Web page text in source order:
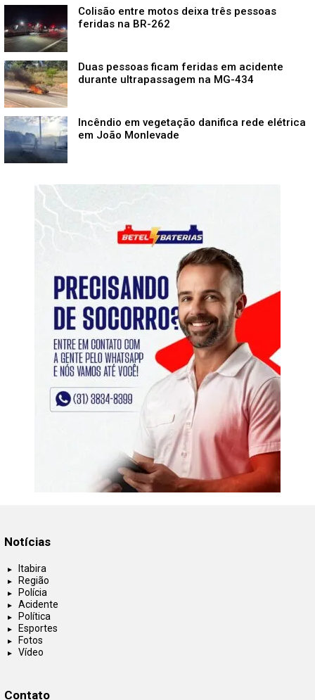
Colisão entre motos deixa três pessoas
feridas na BR-262
Duas pessoas ficam feridas em acidente
durante ultrapassagem na MG-434
Incêndio em vegetação danifica rede elétrica
em João Monlevade
Notícias
Itabira
Região
Polícia
Acidente
Política
Esportes
Fotos
Vídeo
Contato